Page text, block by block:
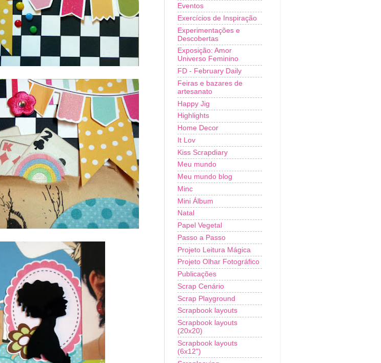
Eventos
Exercícios de Inspiração
Experimentações e
Descobertas
Exposição: Amor
Universo Feminino
FD - February Daily
Feiras e bazares de
artesanato
Happy Jig
Highlights
Home Decor
It Lov
Kiss Scrapdiary
Meu mundo
Meu mundo blog
Minc
Mini Álbum
Natal
Papel Vegetal
Passo a Passo
Projeto Leitura Mágica
Projeto Olhar Fotográfico
Publicações
Scrap Cenário
Scrap Playground
Scrapbook layouts
Scrapbook layouts
(20x20)
Scrapbook layouts
(6x12")